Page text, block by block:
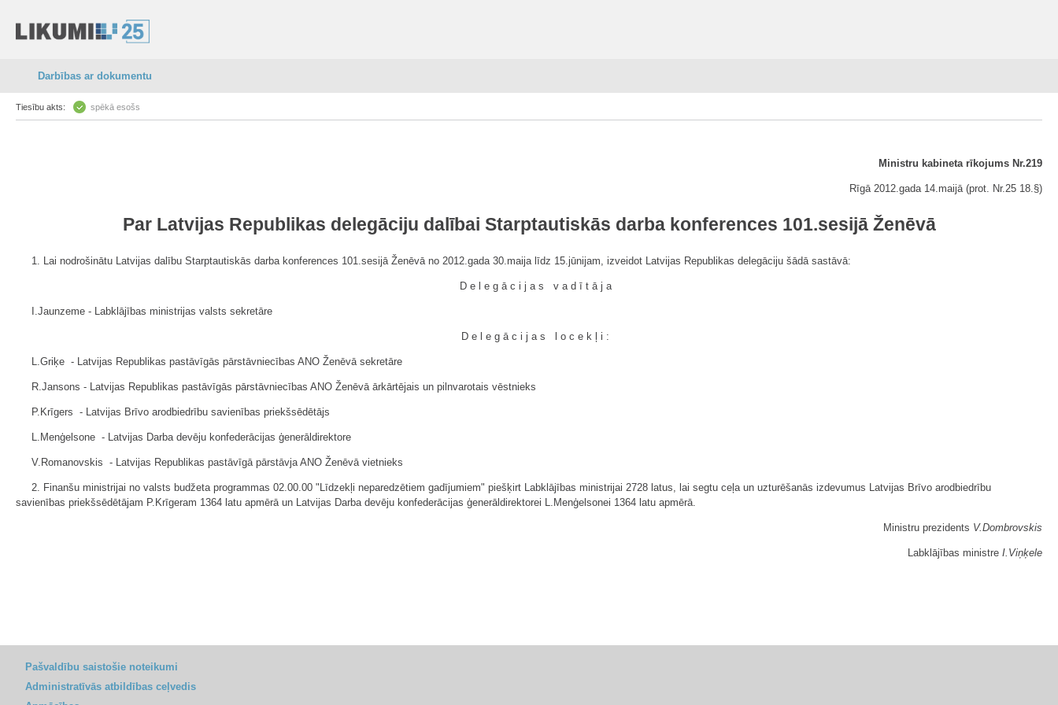
Darbības ar dokumentu
Tiesību akts: spēkā esošs
Ministru kabineta rīkojums Nr.219
Rīgā 2012.gada 14.maijā (prot. Nr.25 18.§)
Par Latvijas Republikas delegāciju dalībai Starptautiskās darba konferences 101.sesijā Ženēvā
1. Lai nodrošinātu Latvijas dalību Starptautiskās darba konferences 101.sesijā Ženēvā no 2012.gada 30.maija līdz 15.jūnijam, izveidot Latvijas Republikas delegāciju šādā sastāvā:
Delegācijas vadītāja
I.Jaunzeme - Labklājības ministrijas valsts sekretāre
Delegācijas locekļi:
L.Griķe - Latvijas Republikas pastāvīgās pārstāvniecības ANO Ženēvā sekretāre
R.Jansons - Latvijas Republikas pastāvīgās pārstāvniecības ANO Ženēvā ārkārtējais un pilnvarotais vēstnieks
P.Krīgers - Latvijas Brīvo arodbiedrību savienības priekšsēdētājs
L.Menģelsone - Latvijas Darba devēju konfederācijas ģenerāldirektore
V.Romanovskis - Latvijas Republikas pastāvīgā pārstāvja ANO Ženēvā vietnieks
2. Finanšu ministrijai no valsts budžeta programmas 02.00.00 "Līdzekļi neparedzētiem gadījumiem" piešķirt Labklājības ministrijai 2728 latus, lai segtu ceļa un uzturēšanās izdevumus Latvijas Brīvo arodbiedrību
savienības priekšsēdētājam P.Krīgeram 1364 latu apmērā un Latvijas Darba devēju konfederācijas ģenerāldirektorei L.Menģelsonei 1364 latu apmērā.
Ministru prezidents V.Dombrovskis
Labklājības ministre I.Viņķele
Pašvaldību saistošie noteikumi
Administratīvās atbildības ceļvedis